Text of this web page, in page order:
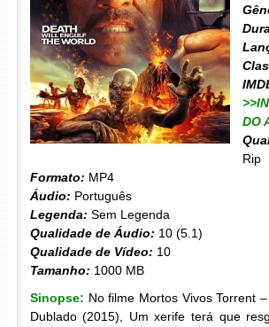
DO
Rip
Formato: MP4
Áudio: Português
Legenda: Sem Legenda
Qualidade de Áudio: 10 (5.1)
Qualidade de Vídeo: 10
Tamanho: 1000 MB
Sinopse: No filme Mortos Vivos Torrent
Dublado (2015), Um xerife terá que